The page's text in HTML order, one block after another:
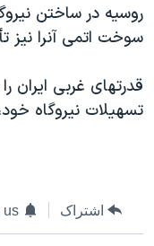
روسيه در ساختن
سوخت اتمی آنرا نيز
قدرتهای غربی ايران
تسهيلات نيروگاه
اشتراک us